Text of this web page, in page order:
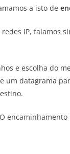
a isto de
IP, falamos
e escolha do
um datagrama